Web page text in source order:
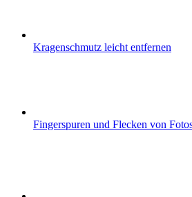
Kragenschmutz leicht entfernen
Fingerspuren und Flecken von